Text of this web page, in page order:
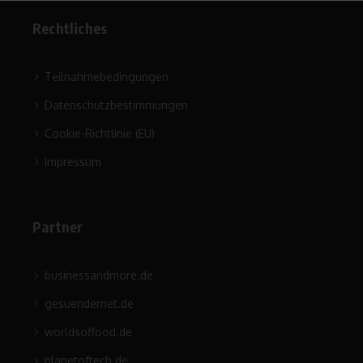
Rechtliches
Teilnahmebedingungen
Datenschutzbestimmungen
Cookie-Richtlinie (EU)
Impressum
Partner
businessandmore.de
gesuendernet.de
worldsoffood.de
planetoftech.de